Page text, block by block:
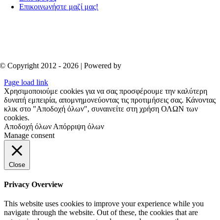
Επικοινωνήστε μαζί μας!
© Copyright 2012 - 2026 | Powered by
Page load link
Χρησιμοποιούμε cookies για να σας προσφέρουμε την καλύτερη
δυνατή εμπειρία, απομνημονεύοντας τις προτιμήσεις σας. Κάνοντας
κλικ στο "Αποδοχή όλων", συναινείτε στη χρήση ΟΛΩΝ των
cookies.
Αποδοχή όλων Απόρριψη όλων
Manage consent
Close
Privacy Overview
This website uses cookies to improve your experience while you
navigate through the website. Out of these, the cookies that are